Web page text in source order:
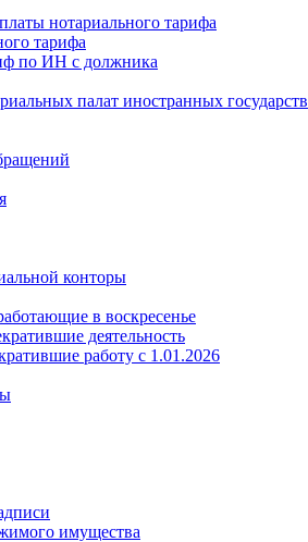
нотариального тарифа
тарифа
по ИН с должника
палат иностранных государств
конторы
в воскресенье
деятельность
работу с 1.01.2026
имущества